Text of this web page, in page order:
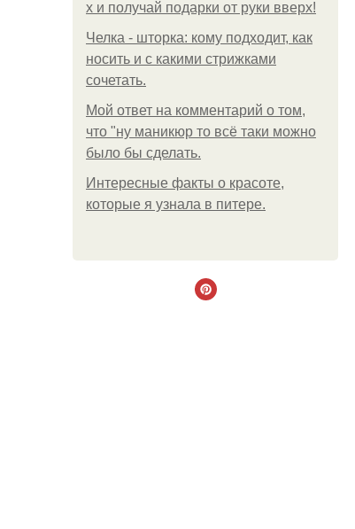
х и получай подарки от руки вверх!
Челка - шторка: кому подходит, как
носить и с какими стрижками
сочетать.
Мой ответ на комментарий о том,
что "ну маникюр то всё таки можно
было бы сделать.
Интересные факты о красоте,
которые я узнала в питере.